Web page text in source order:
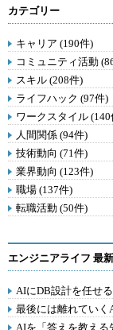
カテゴリー
キャリア (190件)
コミュニティ活動
スキル (208件)
ライフハック (97件)
ワークスタイル (140
人間関係 (94件)
技術動向 (71件)
業界動向 (123件)
職場 (137件)
転職活動 (50件)
エンジニアライフ 最
AIにDB設計を任せ
最後には離れていく
AIを「答えを教える